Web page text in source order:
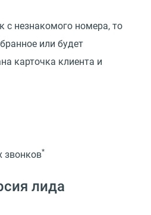
с незнакомого номера, то
или будет
карточка клиента и
звонков*
лида